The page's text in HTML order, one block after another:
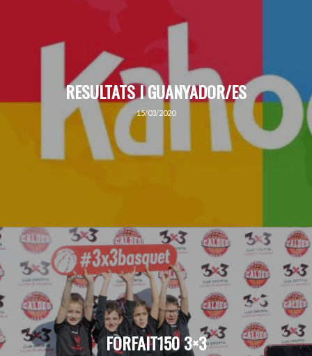
RESULTATS I GUANYADOR/ES
15/03/2020
FORFAIT150 3×3